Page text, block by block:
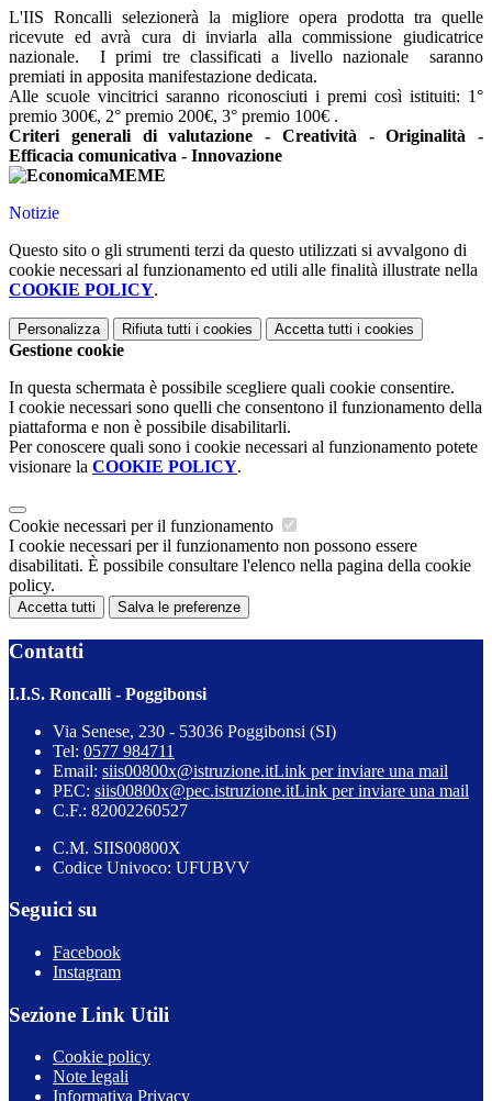
L'IIS Roncalli selezionerà la migliore opera prodotta tra quelle
ricevute ed avrà cura di inviarla alla commissione giudicatrice
nazionale. I primi tre classificati a livello nazionale saranno
premiati in apposita manifestazione dedicata.
Alle scuole vincitrici saranno riconosciuti i premi così istituiti: 1°
premio 300€, 2° premio 200€, 3° premio 100€ .
Criteri generali di valutazione - Creatività - Originalità -
Efficacia comunicativa - Innovazione
Notizie
Questo sito o gli strumenti terzi da questo utilizzati si avvalgono di
cookie necessari al funzionamento ed utili alle finalità illustrate nella
COOKIE POLICY.
Personalizza Rifiuta tutti i cookies Accetta tutti i cookies
Gestione cookie
In questa schermata è possibile scegliere quali cookie consentire.
I cookie necessari sono quelli che consentono il funzionamento della
piattaforma e non è possibile disabilitarli.
Per conoscere quali sono i cookie necessari al funzionamento potete
visionare la COOKIE POLICY.
Cookie necessari per il funzionamento
I cookie necessari per il funzionamento non possono essere
disabilitati. È possibile consultare l'elenco nella pagina della cookie
policy.
Accetta tutti Salva le preferenze
Contatti
I.I.S. Roncalli - Poggibonsi
Via Senese, 230 - 53036 Poggibonsi (SI)
Tel: 0577 984711
Email: siis00800x@istruzione.itLink per inviare una mail
PEC: siis00800x@pec.istruzione.itLink per inviare una mail
C.F.: 82002260527
C.M. SIIS00800X
Codice Univoco: UFUBVV
Seguici su
Facebook
Instagram
Sezione Link Utili
Cookie policy
Note legali
Informativa Privacy